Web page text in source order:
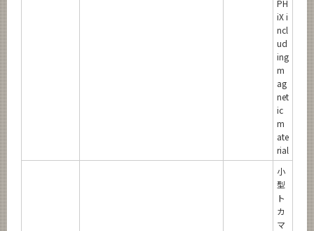
PH
iX i
ncl
ud
ing
m
ag
net
ic
m
ate
rial
小
型
ト
カ
マ